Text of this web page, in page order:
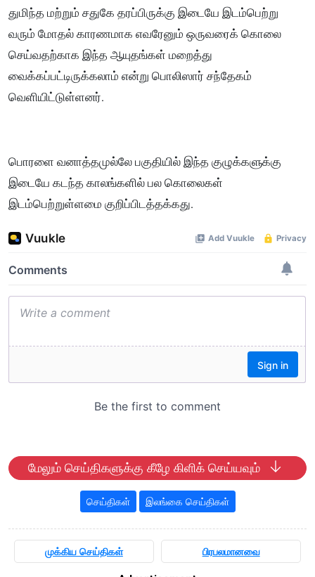
துமிந்த மற்றும் சதுகே தரப்பிருக்கு இடையே இடம்பெற்று
வரும் மோதல் காரணமாக எவரேனும் ஒருவரைக் கொலை
செய்வதற்காக இந்த ஆயுதங்கள் மறைத்து
வைக்கப்பட்டிருக்கலாம் என்று பொலிஸார் சந்தேகம்
வெளியிட்டுள்ளனர்.
பொரளை வனாத்தமுல்லே பகுதியில் இந்த குழுக்களுக்கு
இடையே கடந்த காலங்களில் பல கொலைகள்
இடம்பெற்றுள்ளமை குறிப்பிடத்தக்கது.
மேலும் செய்திகளுக்கு கீழே கிளிக் செய்யவும்
செய்திகள் இலங்கை செய்திகள்
முக்கிய செய்திகள் பிரபலமானவை